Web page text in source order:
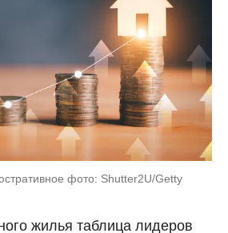
фото: Shutter2U/Getty
жилья таблица лидеров